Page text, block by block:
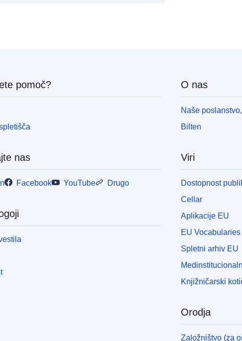
pomoč?
nas
Facebook YouTube Drugo
O nas
Naše
Bilten
Viri
Dostopnost
Cellar
Aplikacije EU
EU Vocabularies
Spletni arhiv EU
Knjižničarski
Orodja
Založništvo (za